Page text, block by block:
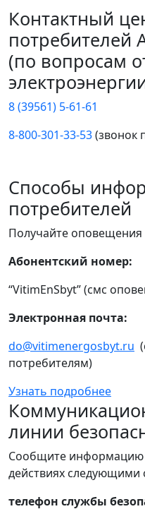
Контактный
потребителей
(по вопросам
8 (39561) 5-61-61
8-800-301-33-53(звонок
Способы
потребителей
Получайте
Абонентский номер:
“VitimEnSbyt” (смс
Электронная почта:
do@vitimenergosbyt.ru
потребителям)
Узнать подробнее
линии
Сообщите информацию
действиях следующими
телефон службы